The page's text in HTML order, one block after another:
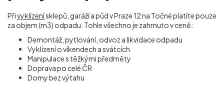
Přivyklízenísklepů, garáží a půd v Praze 12 na Točnéplatíte pouze
za objem (m3) odpadu. Tohle všechno je zahrnuto v ceně:
Demontáž, pytlování, odvoz a likvidace odpadu
Vyklízení o víkendech a svátcích
Manipulace s těžkými předměty
Doprava po celé ČR
Domy bez výtahu